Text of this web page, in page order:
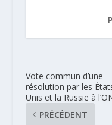
Vote commun d’une
résolution par les
Unis et la Russie à
PRÉCÉDENT